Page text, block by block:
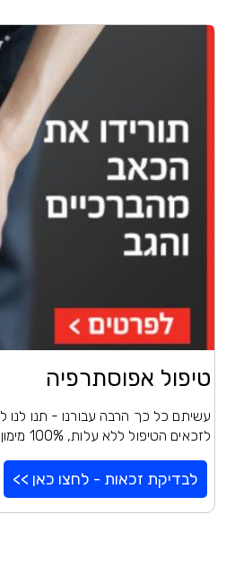
טיפול אפוסתרפיה
עשיתם כל כך הרבה עבורנו - תנו
לזכאים הטיפול ללא עלות, 100% מימון של משרד הביטחון
לבדיקת זכאות - לחצו כאן >>